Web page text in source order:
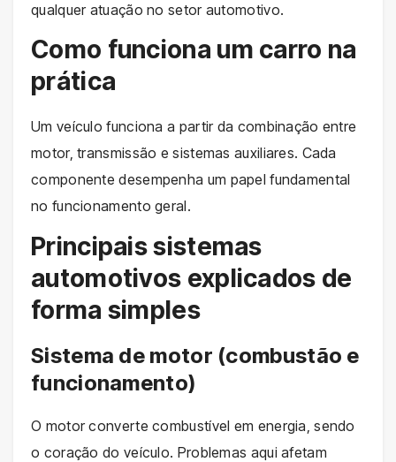
qualquer atuação no setor automotivo.
Como funciona um carro na
prática
Um veículo funciona a partir da combinação entre
motor, transmissão e sistemas auxiliares. Cada
componente desempenha um papel fundamental
no funcionamento geral.
Principais sistemas
automotivos explicados de
forma simples
Sistema de motor (combustão e
funcionamento)
O motor converte combustível em energia, sendo
o coração do veículo. Problemas aqui afetam